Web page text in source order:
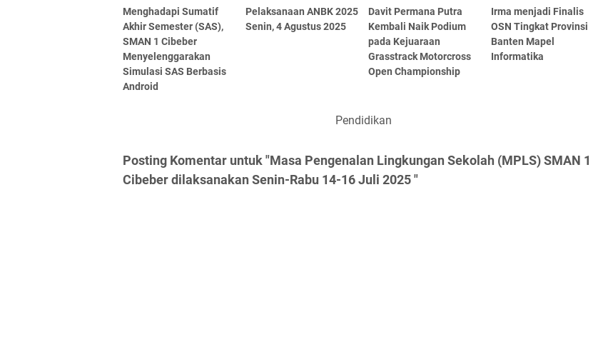
Menghadapi Sumatif
Akhir Semester (SAS),
SMAN 1 Cibeber
Menyelenggarakan
Simulasi SAS Berbasis
Android
Pelaksanaan ANBK 2025
Senin, 4 Agustus 2025
Davit Permana Putra
Kembali Naik Podium
pada Kejuaraan
Grasstrack Motorcross
Open Championship
Irma menjadi Finalis
OSN Tingkat Provinsi
Banten Mapel
Informatika
Pendidikan
Posting Komentar untuk "Masa Pengenalan Lingkungan Sekolah (MPLS) SMAN 1
Cibeber dilaksanakan Senin-Rabu 14-16 Juli 2025 "